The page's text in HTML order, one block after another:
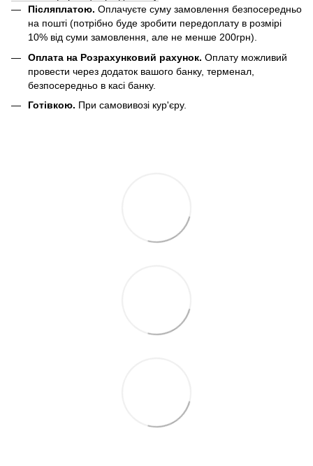
Післяплатою. Оплачуєте суму замовлення безпосередньо
на пошті (потрібно буде зробити передоплату в розмірі
10% від суми замовлення, але не менше 200грн).
Оплата на Розрахунковий рахунок. Оплату можливий
провести через додаток вашого банку, терменал,
безпосередньо в касі банку.
Готівкою. При самовивозі кур'єру.